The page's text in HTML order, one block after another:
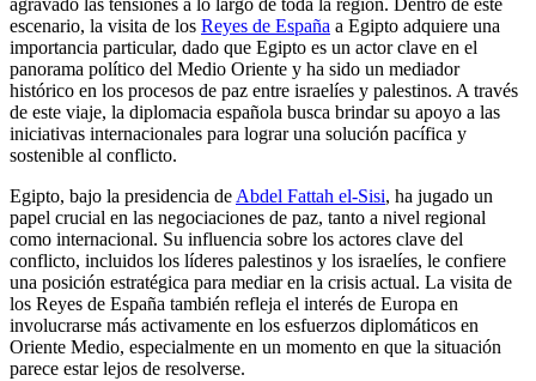
agravado las tensiones a lo largo de toda la región. Dentro de este
escenario, la visita de los Reyes de España a Egipto adquiere una
importancia particular, dado que Egipto es un actor clave en el
panorama político del Medio Oriente y ha sido un mediador
histórico en los procesos de paz entre israelíes y palestinos. A través
de este viaje, la diplomacia española busca brindar su apoyo a las
iniciativas internacionales para lograr una solución pacífica y
sostenible al conflicto.
Egipto, bajo la presidencia de Abdel Fattah el-Sisi, ha jugado un
papel crucial en las negociaciones de paz, tanto a nivel regional
como internacional. Su influencia sobre los actores clave del
conflicto, incluidos los líderes palestinos y los israelíes, le confiere
una posición estratégica para mediar en la crisis actual. La visita de
los Reyes de España también refleja el interés de Europa en
involucrarse más activamente en los esfuerzos diplomáticos en
Oriente Medio, especialmente en un momento en que la situación
parece estar lejos de resolverse.